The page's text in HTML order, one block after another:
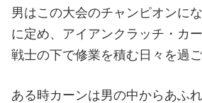
男はこの大会のチャンピオンに
に定め、アイアンクラッチ・カ
戦士の下で修業を積む日々を過
ある時カーンは男の中からあふ